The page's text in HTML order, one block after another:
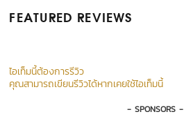
FEATURED REVIEWS
ไอเท็มนี้ต้องการรีวิว
คุณสามารถเขียนรีวิวได้หากเคยใช้ไอเท็มนี้
- SPONSORS -